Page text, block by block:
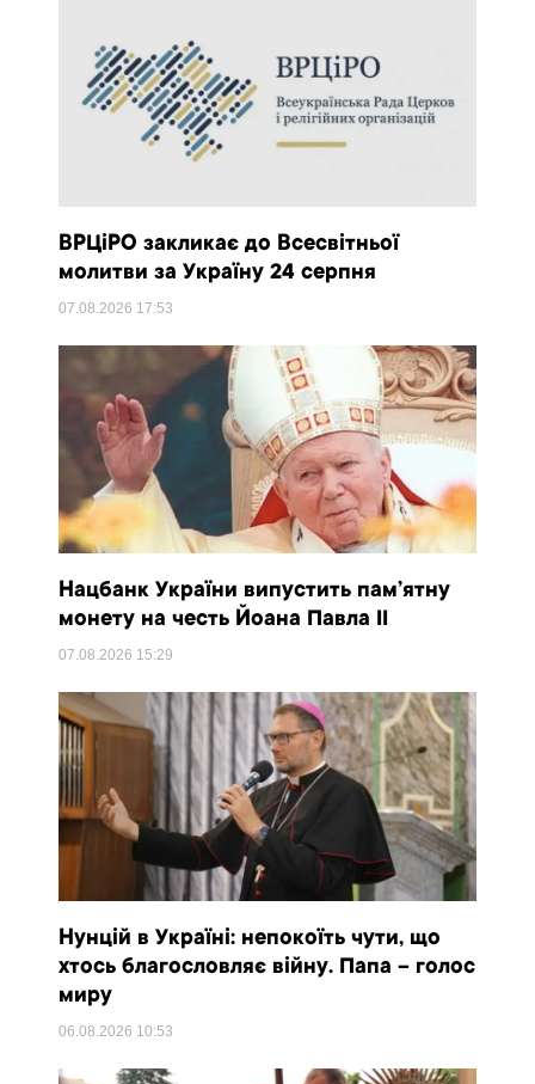
ВРЦіРО закликає до Всесвітньої
молитви за Україну 24 серпня
07.08.2026 17:53
Нацбанк України випустить пам’ятну
монету на честь Йоана Павла II
07.08.2026 15:29
Нунцій в Україні: непокоїть чути, що
хтось благословляє війну. Папа – голос
миру
06.08.2026 10:53